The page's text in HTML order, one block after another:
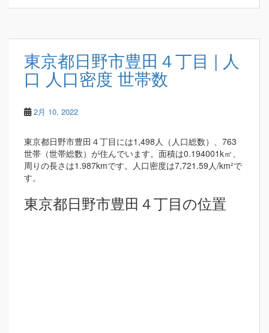
東京都日野市豊田４丁目 | 人
口 人口密度 世帯数
2月 10, 2022
東京都日野市豊田４丁目には1,498人（人口総数）、763
世帯（世帯総数）が住んでいます。面積は0.194001k㎡、
周りの長さは1.987kmです。人口密度は7,721.59人/km²で
す。
東京都日野市豊田４丁目の位置